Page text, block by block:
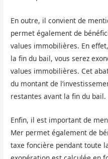
En outre, il convient de
permet également de
values immobilières. En
la fin du bail, vous serez
values immobilières. Cet
du montant de
restantes avant la fin du bail.
Enfin, il est important de
Mer permet également de
taxe foncière pendant toute